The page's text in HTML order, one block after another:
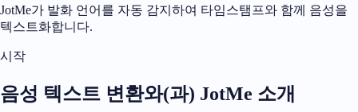
JotMe가 발화 언어를 자동 감지하여 타임스탬프와 함께 음성을
텍스트화합니다.
시작
음성 텍스트 변환와(과) JotMe 소개